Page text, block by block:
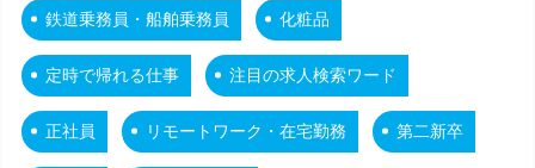
鉄道乗務員・船舶乗務員 化粧品
定時で帰れる仕事 注目の求人検索ワード
正社員 リモートワーク・在宅勤務 第二新卒